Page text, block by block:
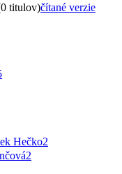
titulov)čítané verzie
Hečko2
2